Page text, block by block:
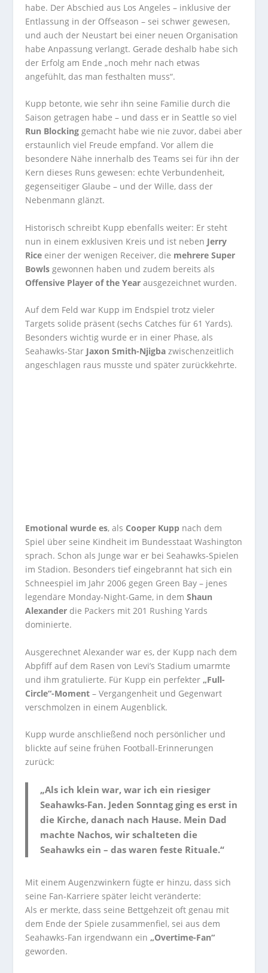
habe. Der Abschied aus Los Angeles – inklusive der
Entlassung in der Offseason – sei schwer gewesen,
und auch der Neustart bei einer neuen Organisation
habe Anpassung verlangt. Gerade deshalb habe sich
der Erfolg am Ende „noch mehr nach etwas
angefühlt, das man festhalten muss“.
Kupp betonte, wie sehr ihn seine Familie durch die
Saison getragen habe – und dass er in Seattle so viel
Run Blocking gemacht habe wie nie zuvor, dabei aber
erstaunlich viel Freude empfand. Vor allem die
besondere Nähe innerhalb des Teams sei für ihn der
Kern dieses Runs gewesen: echte Verbundenheit,
gegenseitiger Glaube – und der Wille, dass der
Nebenmann glänzt.
Historisch schreibt Kupp ebenfalls weiter: Er steht
nun in einem exklusiven Kreis und ist neben Jerry
Rice einer der wenigen Receiver, die mehrere Super
Bowls gewonnen haben und zudem bereits als
Offensive Player of the Year ausgezeichnet wurden.
Auf dem Feld war Kupp im Endspiel trotz vieler
Targets solide präsent (sechs Catches für 61 Yards).
Besonders wichtig wurde er in einer Phase, als
Seahawks-Star Jaxon Smith-Njigba zwischenzeitlich
angeschlagen raus musste und später zurückkehrte.
Emotional wurde es, als Cooper Kupp nach dem
Spiel über seine Kindheit im Bundesstaat Washington
sprach. Schon als Junge war er bei Seahawks-Spielen
im Stadion. Besonders tief eingebrannt hat sich ein
Schneespiel im Jahr 2006 gegen Green Bay – jenes
legendäre Monday-Night-Game, in demShaun
Alexander die Packers mit 201 Rushing Yards
dominierte.
Ausgerechnet Alexander war es, der Kupp nach dem
Abpfiff auf dem Rasen von Levi’s Stadium umarmte
und ihm gratulierte. Für Kupp ein perfekter „Full-
Circle“-Moment – Vergangenheit und Gegenwart
verschmolzen in einem Augenblick.
Kupp wurde anschließend noch persönlicher und
blickte auf seine frühen Football-Erinnerungen
zurück:
„Als ich klein war, war ich ein riesiger
Seahawks-Fan. Jeden Sonntag ging es erst in
die Kirche, danach nach Hause. Mein Dad
machte Nachos, wir schalteten die
Seahawks ein – das waren feste Rituale.“
Mit einem Augenzwinkern fügte er hinzu, dass sich
seine Fan-Karriere später leicht veränderte:
Als er merkte, dass seine Bettgehzeit oft genau mit
dem Ende der Spiele zusammenfiel, sei aus dem
Seahawks-Fan irgendwann ein „Overtime-Fan“
geworden.